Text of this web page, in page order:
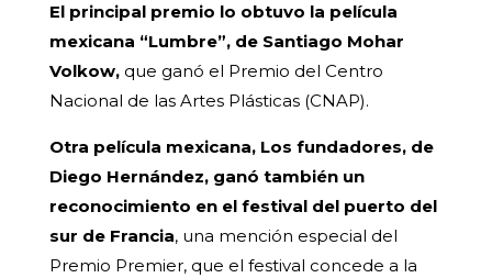
El principal premio lo obtuvo la película
mexicana “Lumbre”, de Santiago Mohar
Volkow,que ganó el Premio del Centro
Nacional de las Artes Plásticas (CNAP).
Otra película mexicana, Los fundadores, de
Diego Hernández, ganó también un
reconocimiento en el festival del puerto del
sur de Francia, una mención especial del
Premio Premier, que el festival concede a la